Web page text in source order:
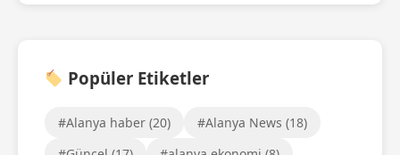
Popüler Etiketler
#Alanya haber (20)
#Alanya News (18)